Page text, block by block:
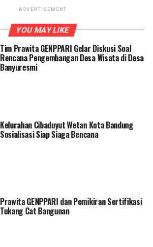
ADVERTISEMENT
YOU MAY LIKE
Tim Prawita GENPPARI Gelar Diskusi Soal
Rencana Pengembangan Desa Wisata di Desa
Banyuresmi
Kelurahan Cibaduyut Wetan Kota Bandung
Sosialisasi Siap Siaga Bencana
Prawita GENPPARI dan Pemikiran Sertifikasi
Tukang Cat Bangunan